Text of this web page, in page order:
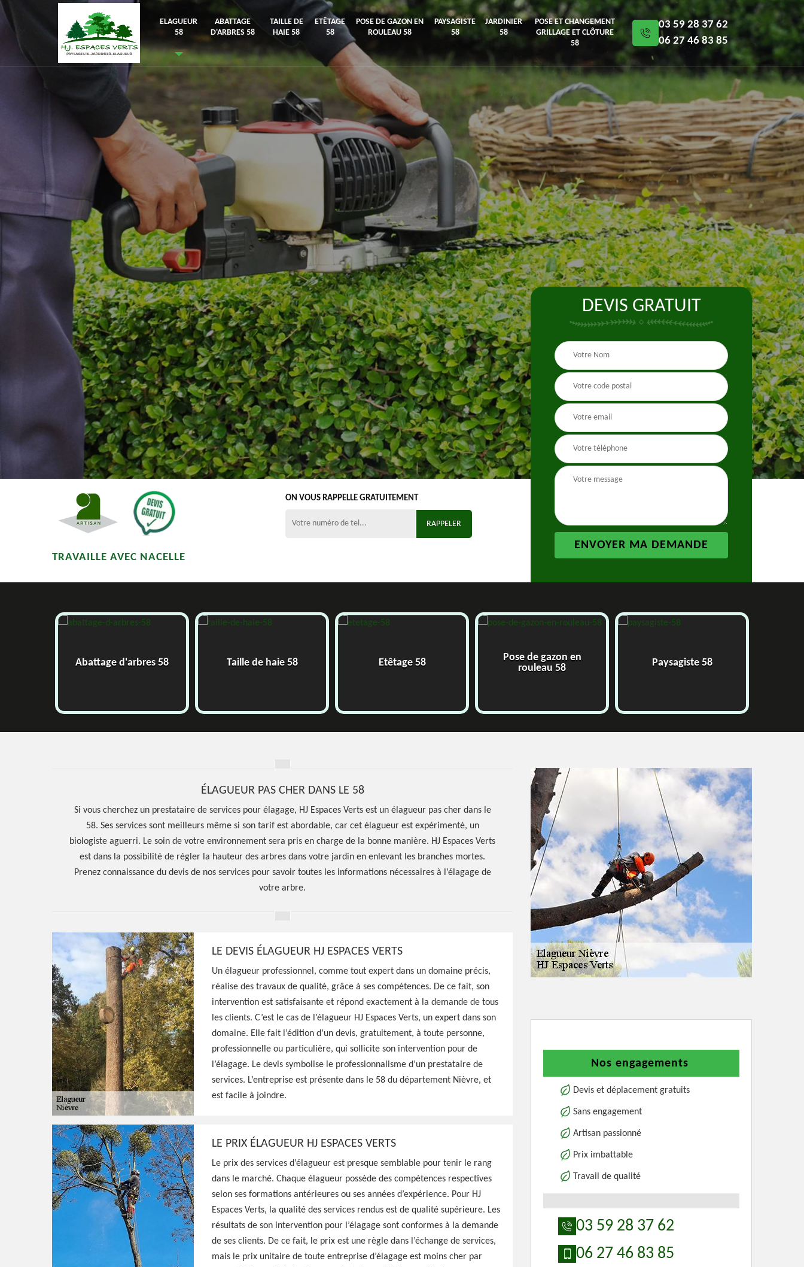
ELAGUEUR
58
ABATTAGE
D'ARBRES 58
TAILLE DE
HAIE 58
ETÊTAGE
58
POSE DE GAZON EN
ROULEAU 58
PAYSAGISTE
58
JARDINIER
58
POSE ET CHANGEMENT
GRILLAGE ET CLÔTURE
58
03 59 28 37 62
06 27 46 83 85
Hoerter Joseph Elagage 58
TRAVAILLE AVEC NACELLE
ON VOUS RAPPELLE GRATUITEMENT
DEVIS GRATUIT
Abattage d'arbres 58 Taille de haie 58 Etêtage 58
Pose de gazon en
rouleau 58
Paysagiste 58
ÉLAGUEUR PAS CHER DANS LE 58
Si vous cherchez un prestataire de services pour élagage, HJ Espaces Verts est un élagueur pas cher dans le
58. Ses services sont meilleurs même si son tarif est abordable, car cet élagueur est expérimenté, un
biologiste aguerri. Le soin de votre environnement sera pris en charge de la bonne manière. HJ Espaces Verts
est dans la possibilité de régler la hauteur des arbres dans votre jardin en enlevant les branches mortes.
Prenez connaissance du devis de nos services pour savoir toutes les informations nécessaires à l’élagage de
votre arbre.
LE DEVIS ÉLAGUEUR HJ ESPACES VERTS
Un élagueur professionnel, comme tout expert dans un domaine précis,
réalise des travaux de qualité, grâce à ses compétences. De ce fait, son
intervention est satisfaisante et répond exactement à la demande de tous
les clients. C’est le cas de l’élagueur HJ Espaces Verts, un expert dans son
domaine. Elle fait l’édition d’un devis, gratuitement, à toute personne,
professionnelle ou particulière, qui sollicite son intervention pour de
l’élagage. Le devis symbolise le professionnalisme d’un prestataire de
services. L’entreprise est présente dans le 58 du département Nièvre, et
est facile à joindre.
LE PRIX ÉLAGUEUR HJ ESPACES VERTS
Le prix des services d’élagueur est presque semblable pour tenir le rang
dans le marché. Chaque élagueur possède des compétences respectives
selon ses formations antérieures ou ses années d’expérience. Pour HJ
Espaces Verts, la qualité des services rendus est de qualité supérieure. Les
résultats de son intervention pour l’élagage sont conformes à la demande
de ses clients. De ce fait, le prix est une règle dans l’échange de services,
mais le prix unitaire de toute entreprise d’élagage est moins cher par
Nos engagements
Devis et déplacement gratuits
Sans engagement
Artisan passionné
Prix imbattable
Travail de qualité
03 59 28 37 62
06 27 46 83 85